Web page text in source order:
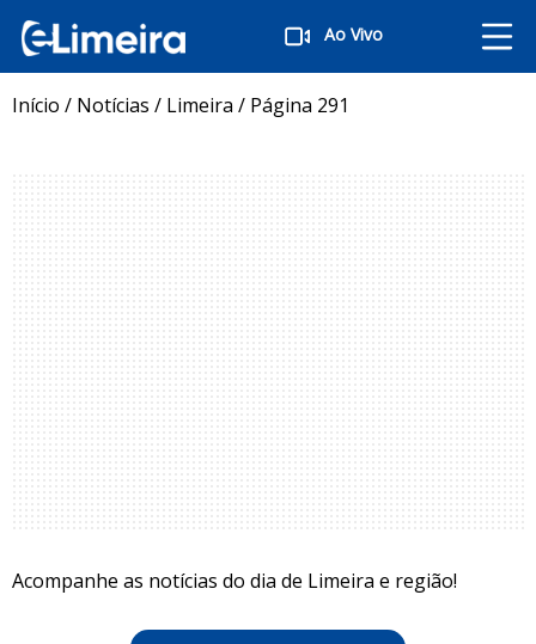
Ao Vivo
Início / Notícias / Limeira / Página 291
Acompanhe as notícias do dia de Limeira e região!